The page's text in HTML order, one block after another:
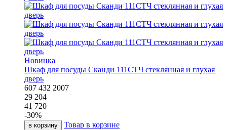
Новинка
Шкаф для посуды Сканди 111СТЧ стеклянная и глухая
дверь
607 432 2007
29 204
41 720
-30%
в корзину Товар в корзине